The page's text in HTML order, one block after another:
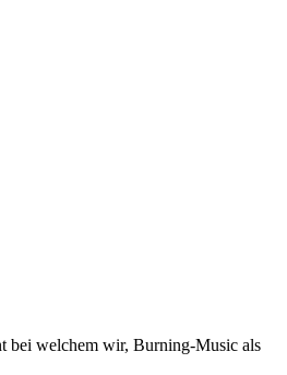
bei welchem wir, Burning-Music als